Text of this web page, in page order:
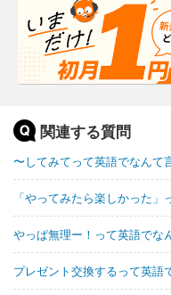
関連する質問
〜してみてって英語でなんて
「やってみたら楽しかった
やっぱ無理ー！って英語でな
プレゼント交換するって英語